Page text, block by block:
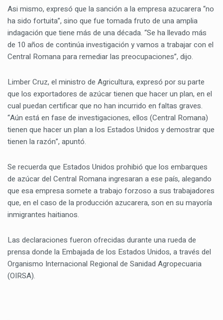
Asi mismo, expresó que la sanción a la empresa azucarera “no
ha sido fortuita”, sino que fue tomada fruto de una amplia
indagación que tiene más de una década. “Se ha llevado más
de 10 años de continúa investigación y vamos a trabajar con el
Central Romana para remediar las preocupaciones”, dijo.
Limber Cruz, el ministro de Agricultura, expresó por su parte
que los exportadores de azúcar tienen que hacer un plan, en el
cual puedan certificar que no han incurrido en faltas graves.
“Aún está en fase de investigaciones, ellos (Central Romana)
tienen que hacer un plan a los Estados Unidos y demostrar que
tienen la razón”, apuntó.
Se recuerda que Estados Unidos prohibió que los embarques
de azúcar del Central Romana ingresaran a ese país, alegando
que esa empresa somete a trabajo forzoso a sus trabajadores
que, en el caso de la producción azucarera, son en su mayoría
inmigrantes haitianos.
Las declaraciones fueron ofrecidas durante una rueda de
prensa donde la Embajada de los Estados Unidos, a través del
Organismo Internacional Regional de Sanidad Agropecuaria
(OIRSA).